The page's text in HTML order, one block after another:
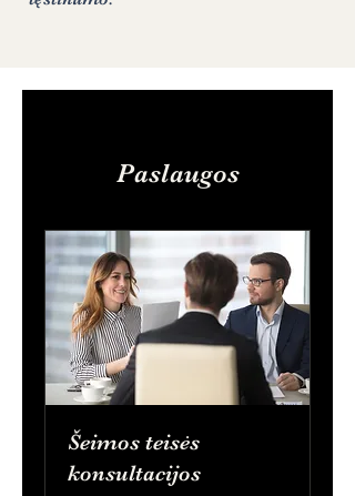
Paslaugos
Šeimos teisės
konsultacijos